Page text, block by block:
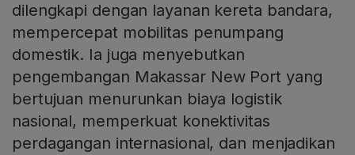
dilengkapi dengan layanan kereta bandara,
mempercepat mobilitas penumpang
domestik. Ia juga menyebutkan
pengembangan Makassar New Port yang
bertujuan menurunkan biaya logistik
nasional, memperkuat konektivitas
perdagangan internasional, dan menjadikan